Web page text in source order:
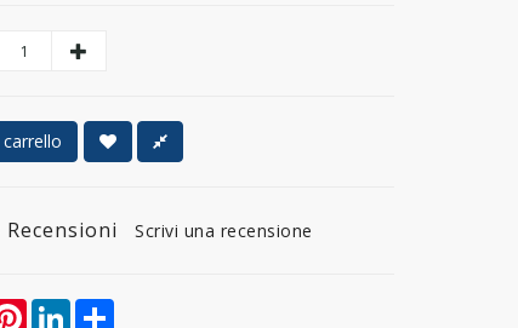
Recensioni Scrivi una recensione
PinterestLinkedIn